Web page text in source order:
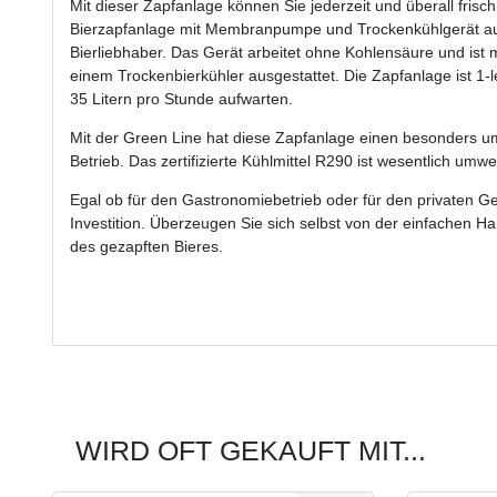
Mit dieser Zapfanlage können Sie jederzeit und überall
Bierzapfanlage mit Membranpumpe und Trockenkühlgerät
Bierliebhaber. Das Gerät arbeitet ohne Kohlensäure und ist
einem Trockenbierkühler ausgestattet. Die Zapfanlage ist
35 Litern pro Stunde aufwarten.
Mit der Green Line hat diese Zapfanlage einen besonders
Betrieb. Das zertifizierte Kühlmittel R290 ist wesentlich
Egal ob für den Gastronomiebetrieb oder für den privaten
Investition. Überzeugen Sie sich selbst von der einfachen
des gezapften Bieres.
WIRD OFT GEKAUFT MIT...